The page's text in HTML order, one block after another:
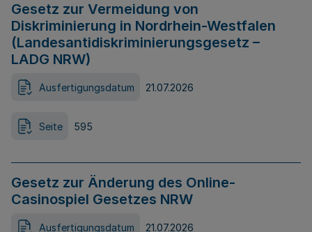
Gesetz zur Vermeidung von
Diskriminierung in Nordrhein-Westfalen
(Landesantidiskriminierungsgesetz –
LADG NRW)
Ausfertigungsdatum 21.07.2026
Seite 595
Gesetz zur Änderung des Online-
Casinospiel Gesetzes NRW
Ausfertigungsdatum 21.07.2026